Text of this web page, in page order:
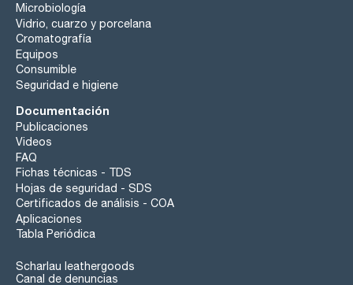
Microbiología
Vidrio, cuarzo y porcelana
Cromatografía
Equipos
Consumible
Seguridad e higiene
Documentación
Publicaciones
Videos
FAQ
Fichas técnicas - TDS
Hojas de seguridad - SDS
Certificados de análisis - COA
Aplicaciones
Tabla Periódica
Scharlau leathergoods
Canal de denuncias